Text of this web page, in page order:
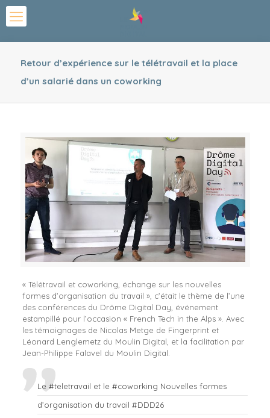
Retour d’expérience sur le télétravail et la place
d’un salarié dans un coworking
« Télétravail et coworking, échange sur les nouvelles
formes d’organisation du travail », c’était le thème de l’une
des conférences du Drôme Digital Day, événement
estampillé pour l’occasion « French Tech in the Alps ». Avec
les témoignages de Nicolas Metge de Fingerprint et
Léonard Lenglemetz du Moulin Digital, et la facilitation par
Jean-Philippe Falavel du Moulin Digital.
Le#teletravail et le#coworking Nouvelles formes
d’organisation du travail#DDD26